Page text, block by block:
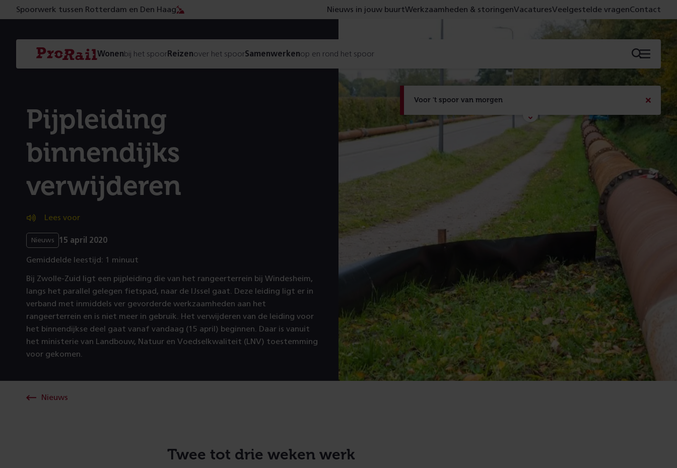
Voor 't spoor van morgen
Met de campagne 'Voor 't spoor naar morgen' laten
we zien wat er vandaag gebeurt en wat dat -
figuurlijk gezien - morgen oplevert.
Lees meer
Spoorwerk tussen Rotterdam en Den Haag Nieuws in jouw buurtWerkzaamheden & storingenVacaturesVeelgestelde vragenContact
Navigatie
Homepage
ProRail
Wonenbij het spoorReizenover het spoorSamenwerkenop en rond het spoor Menu
Pijpleiding
binnendijks
verwijderen
Lees voor
Nieuws 15 april 2020
Gemiddelde leestijd: 1 minuut
Bij Zwolle-Zuid ligt een pijpleiding die van het rangeerterrein bij Windesheim,
langs het parallel gelegen fietspad, naar de IJssel gaat. Deze leiding ligt er in
verband met inmiddels ver gevorderde werkzaamheden aan het
rangeerterrein en is niet meer in gebruik. Het verwijderen van de leiding voor
het binnendijkse deel gaat vanaf vandaag (15 april) beginnen. Daar is vanuit
het ministerie van Landbouw, Natuur en Voedselkwaliteit (LNV) toestemming
voor gekomen.
Nieuws
Twee tot drie weken werk